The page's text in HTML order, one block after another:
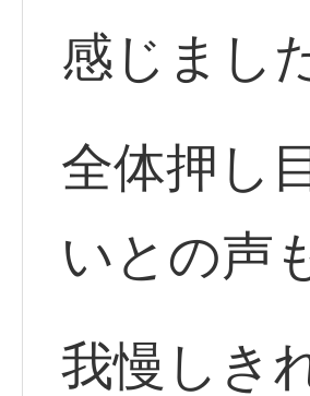
感じまし
全体押し
いとの声
我慢しき